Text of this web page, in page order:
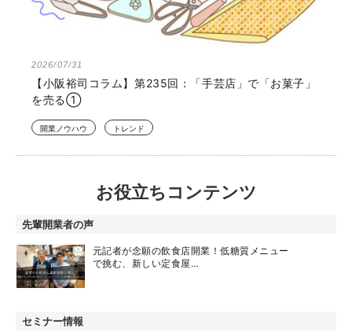
2026/07/31
【小阪裕司コラム】第235回：「手芸店」で「お菓子」
を売る①
開業ノウハウ トレンド
お役立ちコンテンツ
先輩開業者の声
元記者が念願の飲食店開業！低糖質メニュー
で挑む、新しい定食屋…
セミナー情報